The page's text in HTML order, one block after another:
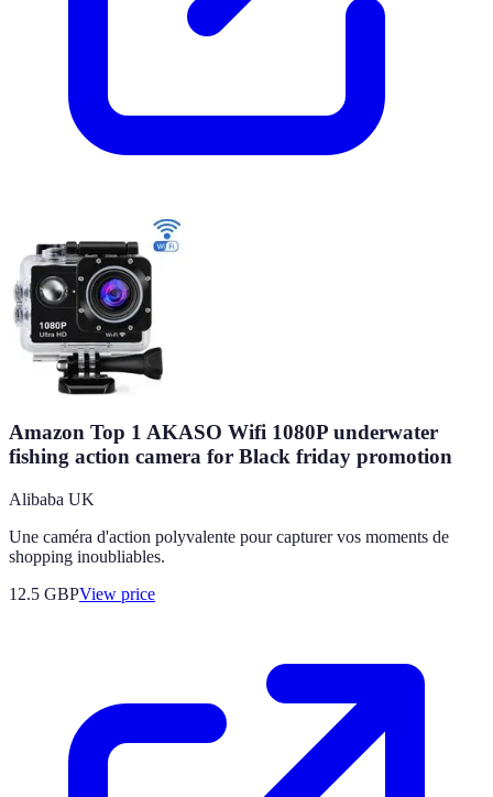
Amazon Top 1 AKASO Wifi 1080P underwater
fishing action camera for Black friday promotion
Alibaba UK
Une caméra d'action polyvalente pour capturer vos moments de
shopping inoubliables.
12.5 GBPView price